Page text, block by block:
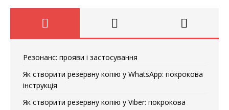
Резонанс: прояви і застосування
Як створити резервну копію у WhatsApp: покрокова
інструкція
Як створити резервну копію у Viber: покрокова